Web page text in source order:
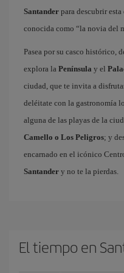
Santander para descubrir
conocida como “la novia del
Pasea por su casco histórico,
explora la Península y el
ciudad, que te invita a
deléitate con la gastronomía
alguna de las playas de la
Camello o Los Peligros; y
encarnado en el icónico
Santander y no te la pierdas.
El tiempo en